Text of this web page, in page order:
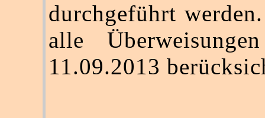
durchgeführt
alle
11.09.2013